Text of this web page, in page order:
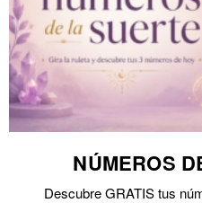
NÚMEROS
Descubre GRATIS tus